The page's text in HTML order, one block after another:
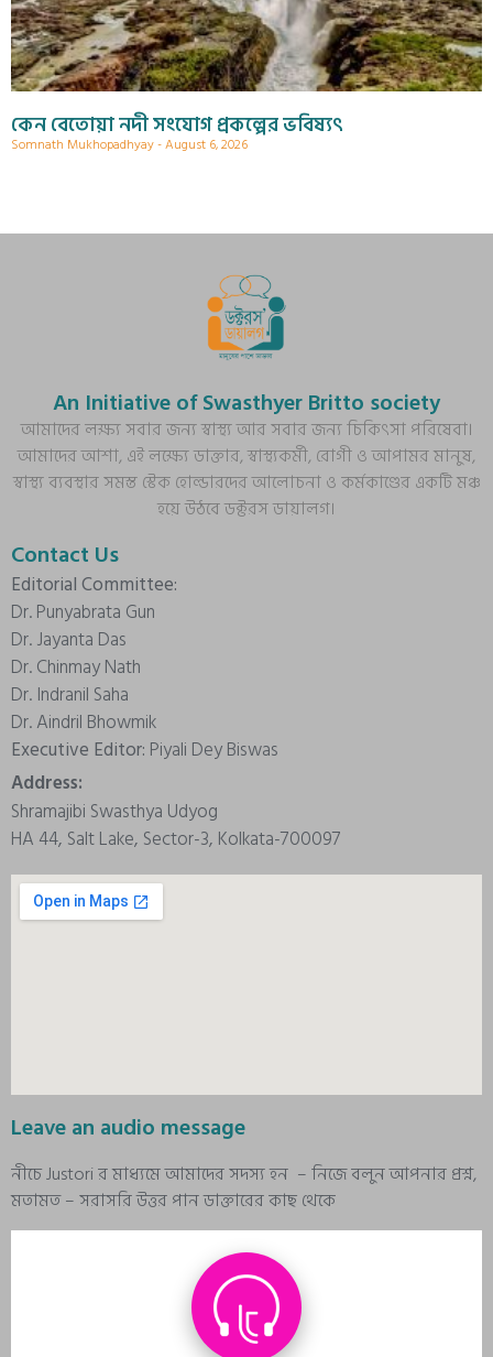
কেন বেতোয়া নদী সংযোগ প্রকল্পের ভবিষ্যৎ
Somnath Mukhopadhyay August 6, 2026
An Initiative of Swasthyer Britto society
আমাদের লক্ষ্য সবার জন্য স্বাস্থ্য আর সবার জন্য চিকিৎসা পরিষেবা।
আমাদের আশা, এই লক্ষ্যে ডাক্তার, স্বাস্থ্যকর্মী, রোগী ও আপামর মানুষ,
স্বাস্থ্য ব্যবস্থার সমস্ত স্টেক হোল্ডারদের আলোচনা ও কর্মকাণ্ডের একটি মঞ্চ
হয়ে উঠবে ডক্টরস ডায়ালগ।
Contact Us
Editorial Committee:
Dr. Punyabrata Gun
Dr. Jayanta Das
Dr. Chinmay Nath
Dr. Indranil Saha
Dr. Aindril Bhowmik
Executive Editor: Piyali Dey Biswas
Address:
Shramajibi Swasthya Udyog
HA 44, Salt Lake, Sector-3, Kolkata-700097
Leave an audio message
নীচে Justori র মাধ্যমে আমাদের সদস্য হন – নিজে বলুন আপনার প্রশ্ন,
মতামত – সরাসরি উত্তর পান ডাক্তারের কাছ থেকে